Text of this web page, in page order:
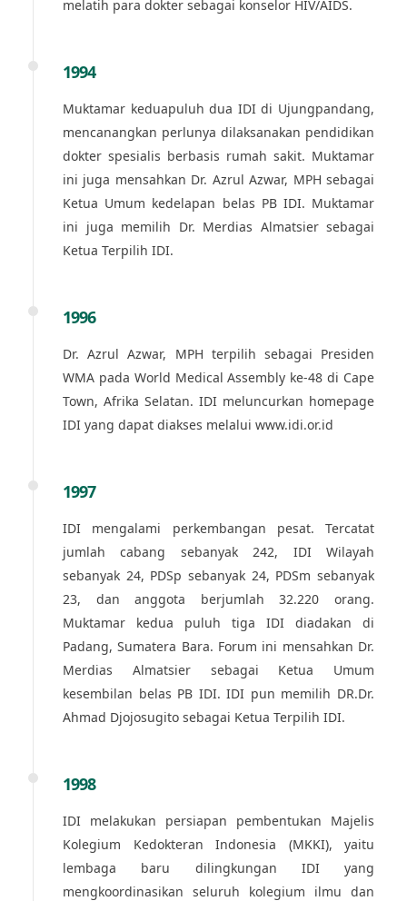
melatih para dokter sebagai konselor HIV/AIDS.
1994
Muktamar keduapuluh dua IDI di Ujungpandang,
mencanangkan perlunya dilaksanakan pendidikan
dokter spesialis berbasis rumah sakit. Muktamar
ini juga mensahkan Dr. Azrul Azwar, MPH sebagai
Ketua Umum kedelapan belas PB IDI. Muktamar
ini juga memilih Dr. Merdias Almatsier sebagai
Ketua Terpilih IDI.
1996
Dr. Azrul Azwar, MPH terpilih sebagai Presiden
WMA pada World Medical Assembly ke-48 di Cape
Town, Afrika Selatan. IDI meluncurkan homepage
IDI yang dapat diakses melalui www.idi.or.id
1997
IDI mengalami perkembangan pesat. Tercatat
jumlah cabang sebanyak 242, IDI Wilayah
sebanyak 24, PDSp sebanyak 24, PDSm sebanyak
23, dan anggota berjumlah 32.220 orang.
Muktamar kedua puluh tiga IDI diadakan di
Padang, Sumatera Bara. Forum ini mensahkan Dr.
Merdias Almatsier sebagai Ketua Umum
kesembilan belas PB IDI. IDI pun memilih DR.Dr.
Ahmad Djojosugito sebagai Ketua Terpilih IDI.
1998
IDI melakukan persiapan pembentukan Majelis
Kolegium Kedokteran Indonesia (MKKI), yaitu
lembaga baru dilingkungan IDI yang
mengkoordinasikan seluruh kolegium ilmu dan